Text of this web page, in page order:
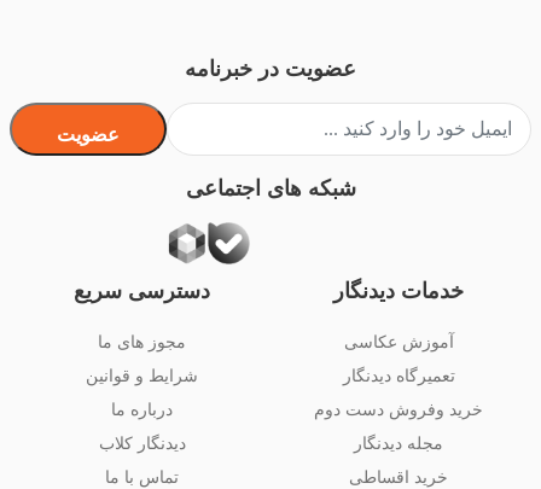
خدمات دیدنگار
آموزش عکاسی
تعمیرگاه دیدنگار
خرید وفروش دست دوم
مجله دیدنگار
خرید اقساطی
دسترسی سریع
مجوز های ما
شرایط و قوانین
درباره ما
دیدنگار کلاب
تماس با ما
عضویت در خبرنامه
عضویت
شبکه های اجتماعی